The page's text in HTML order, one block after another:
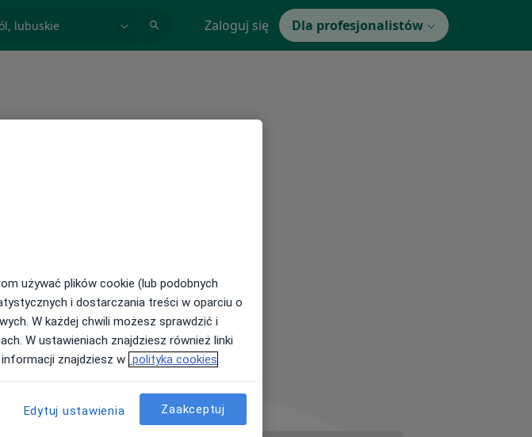
dzielnica Zaloguj się Dla profesjonalistów
używać plików cookie (lub podobnych
i dostarczania treści w oparciu o
W każdej chwili możesz sprawdzić i
W ustawieniach znajdziesz również linki
znajdziesz w polityka cookies
Edytuj ustawienia Zaakceptuj